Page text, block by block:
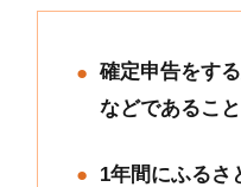
確定申告をす
などであること
1年間にふるさ